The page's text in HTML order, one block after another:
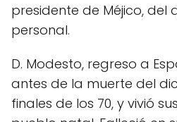
presidente de Méjico, del
personal.
D. Modesto, regreso a
antes de la muerte del
finales de los 70, y vivió